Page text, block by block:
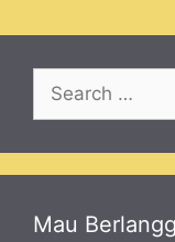
for:
Mau